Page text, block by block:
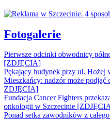
Fotogalerie
Pierwsze odcinki obwodnicy
[ZDJĘCIA]
Pękający budynek przy ul. Hożej
Mieszkańcy: nadzór może
ZDJĘCIA]
Fundacja Cancer Fighters
onkologii w Szczecinie
Ponad setka zawodników z